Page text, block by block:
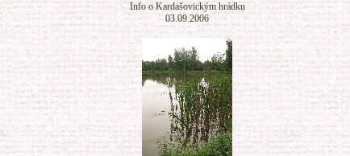
Info o Kardašovickým hrádku
03.09.2006